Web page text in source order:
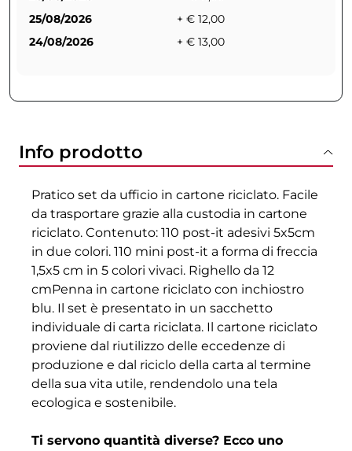
25/08/2026
+ € 12,00
24/08/2026
+ € 13,00
Info prodotto
Pratico set da ufficio in cartone riciclato. Facile
da trasportare grazie alla custodia in cartone
riciclato. Contenuto: 110 post-it adesivi 5x5cm
in due colori. 110 mini post-it a forma di freccia
1,5x5 cm in 5 colori vivaci. Righello da 12
cmPenna in cartone riciclato con inchiostro
blu. Il set è presentato in un sacchetto
individuale di carta riciclata. Il cartone riciclato
proviene dal riutilizzo delle eccedenze di
produzione e dal riciclo della carta al termine
della sua vita utile, rendendolo una tela
ecologica e sostenibile.
Ti servono quantità diverse? Ecco uno